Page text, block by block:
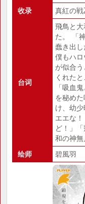
收录
真紅の
台词
飛鳥と
た。 「
蠢き出
僕もハ
が似合
くれた
「吸血
を秘め
け、幼
エエな
ど！」
和の神無
绘师
碧風羽